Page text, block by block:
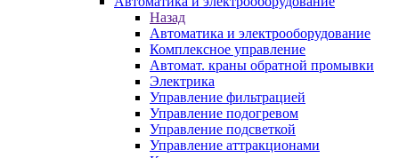
Назад
Автоматика и электрооборудование
Комплексное управление
Автомат. краны обратной промывки
Электрика
Управление фильтрацией
Управление подогревом
Управление подсветкой
Управление аттракционами